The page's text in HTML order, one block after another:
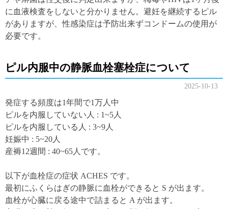
に血液検査をしないと分かりません。避妊を継続するピル
がありますが、性感染症は予防出来ずコンドームの使用が
必要です。
ピル内服中の静脈血栓塞栓症について
2025-10-13
発症する頻度は1年間で1万人中
ピルを内服していない人 : 1~5人
ピルを内服している人 : 3~9人
妊娠中 : 5~20人
産褥12週間 : 40~65人です。
以下が血栓症の症状 ACHES です。
最初にふくらはぎの静脈に血栓ができると S が出ます。
血栓が心臓に戻る途中で詰まると A が出ます。